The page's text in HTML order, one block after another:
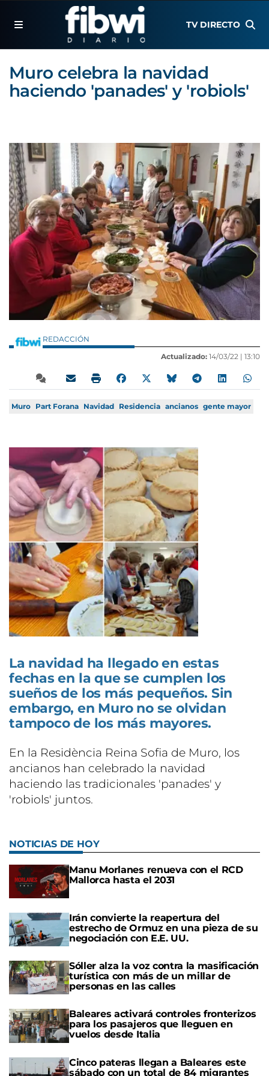
TV DIRECTO
Muro celebra la navidad
haciendo 'panades' y 'robiols'
REDACCIÓN
Actualizado: 14/03/22 | 13:10
Muro Part Forana Navidad Residencia ancianos gente mayor
La navidad ha llegado en estas
fechas en la que se cumplen los
sueños de los más pequeños. Sin
embargo, en Muro no se olvidan
tampoco de los más mayores.
En la Residència Reina Sofia de Muro, los
ancianos han celebrado la navidad
haciendo las tradicionales 'panades' y
'robiols' juntos.
NOTICIAS DE HOY
Manu Morlanes renueva con el RCD
Mallorca hasta el 2031
Irán convierte la reapertura del
estrecho de Ormuz en una pieza de su
negociación con E.E. UU.
Sóller alza la voz contra la masificación
turística con más de un millar de
personas en las calles
Baleares activará controles fronterizos
para los pasajeros que lleguen en
vuelos desde Italia
Cinco pateras llegan a Baleares este
sábado con un total de 84 migrantes